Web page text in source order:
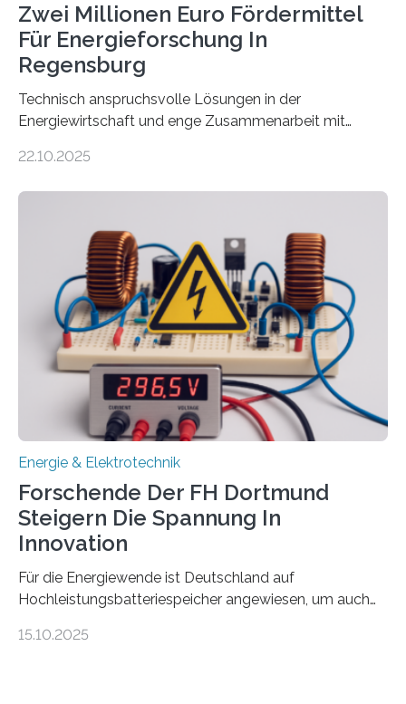
Zwei Millionen Euro Fördermittel
Für Energieforschung In
Regensburg
Technisch anspruchsvolle Lösungen in der
Energiewirtschaft und enge Zusammenarbeit mit
neuen EU-geförderten Transfer-Projekte zu
Energietechnologien werden vom Europäischen
Sozialfonds Plus (ESF+) gefördert – mit einer
Gesamtsumme von mehr als zwei Millionen Euro.
Damit zählt die Hochschule zu den großen
Gewinnerinnen der aktuellen Förderrunde des
Bayerischen Wissenschaftsministeriums. Im
Mittelpunkt steht der direkte Wissenstransfer: Neue
wissenschaftliche Erkenntnisse sollen rasch in die
22.10.2025
Energie & Elektrotechnik
Forschende Der FH Dortmund
Steigern Die Spannung In
Innovation
Für die Energiewende ist Deutschland auf
Hochleistungsbatteriespeicher angewiesen, um auch
Doch mit der immensen Zahl einzelner Batteriezellen,
15.10.2025